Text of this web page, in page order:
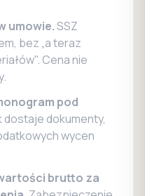
umowie.SSZ
bez „a teraz
Cena nie
pod
dostaje dokumenty,
wycen
brutto za